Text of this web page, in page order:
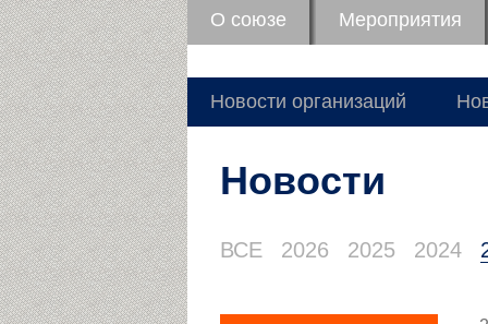
О союзе Мероприятия
Новости организаций
Новости
ВСЕ 2026 2025 2024